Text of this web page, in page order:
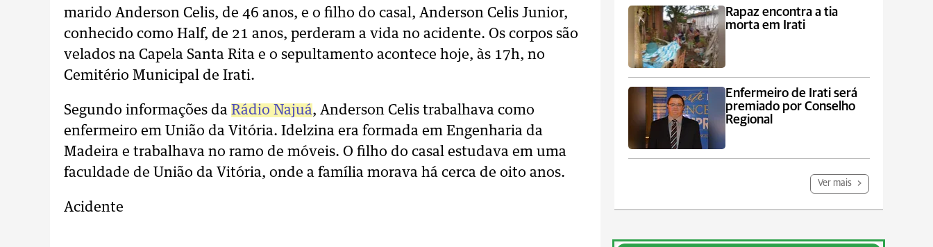
marido Anderson Celis, de 46 anos, e o filho do casal, Anderson Celis Junior,
conhecido como Half, de 21 anos, perderam a vida no acidente. Os corpos são
velados na Capela Santa Rita e o sepultamento acontece hoje, às 17h, no
Cemitério Municipal de Irati.
Segundo informações da Rádio Najuá, Anderson Celis trabalhava como
enfermeiro em União da Vitória. Idelzina era formada em Engenharia da
Madeira e trabalhava no ramo de móveis. O filho do casal estudava em uma
faculdade de União da Vitória, onde a família morava há cerca de oito anos.
Acidente
Rapaz encontra a tia
morta em Irati
Enfermeiro de Irati será
premiado por Conselho
Regional
Ver mais